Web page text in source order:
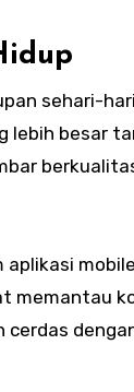
sehari-
lebih besar
aplikasi
memantau
cerdas